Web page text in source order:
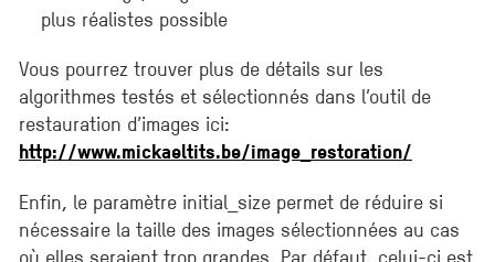
plus réalistes possible
Vous pourrez trouver plus de détails sur les
algorithmes testés et sélectionnés dans l’outil de
restauration d’images ici:
http://www.mickaeltits.be/image_restoration/
Enfin, le paramètre initial_size permet de réduire si
nécessaire la taille des images sélectionnées au cas
où elles seraient trop grandes. Par défaut, celui-ci est